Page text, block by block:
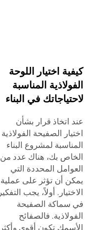
كيفية اختيار اللوحة
الفولاذية المناسبة
لاحتياجاتك في البناء
عند اتخاذ قرار بشأن
اختيار الصفيحة الفولاذية
المناسبة لمشروع البناء
الخاص بك، هناك عدد من
العوامل المحددة التي
يمكن أن تؤثر على عملية
الاختيار. أولاً، يجب التفكير
في سماكة الصفيحة
الفولاذية. فالصفائح
الأسمك تكون أقوى وأكثر